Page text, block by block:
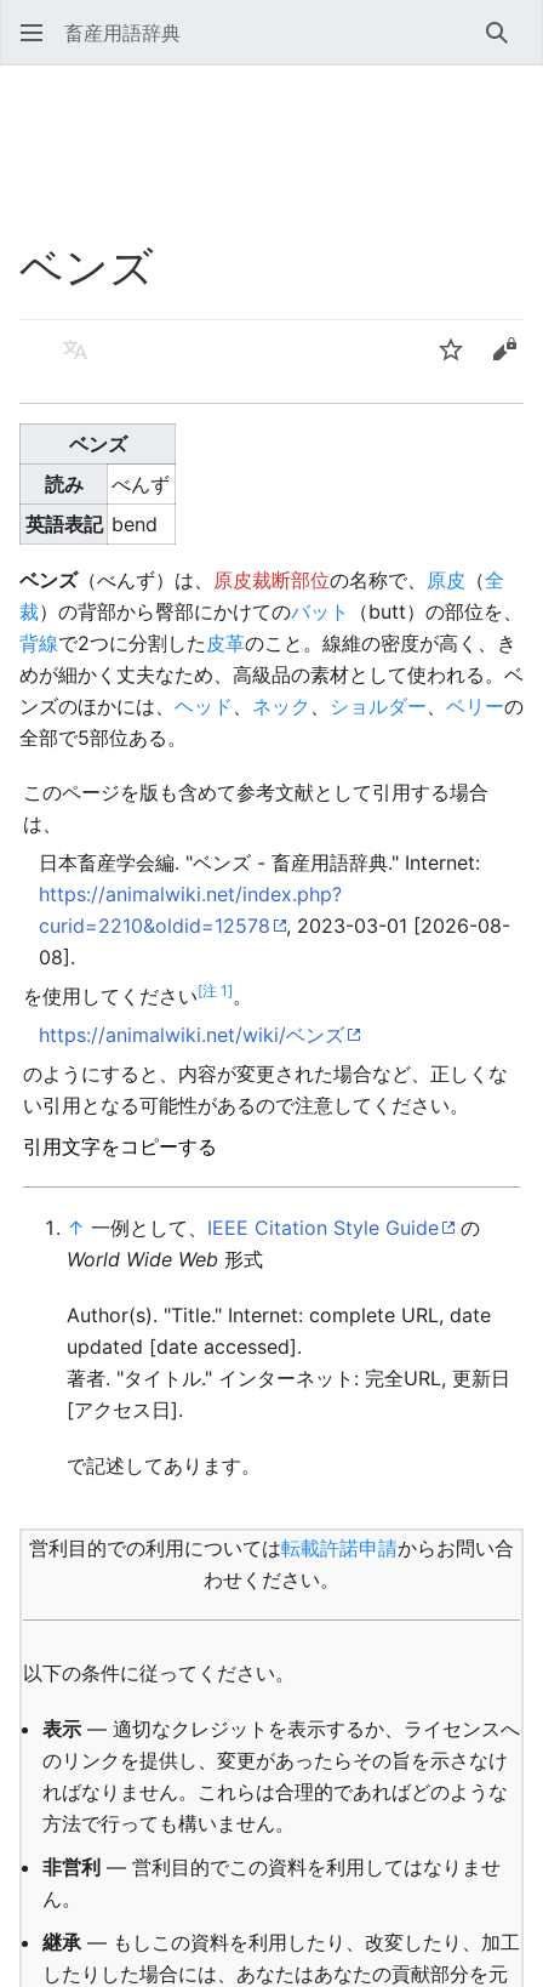
畜産用語辞典 検索
ベンズ
言語 ウォッチソ
ベンズ
読み
べんず
英語表記 bend
ベンズ（べんず）は、 原皮裁断部位の名称で、 原皮 （全
裁）の背部から臀部にかけてのバット
（butt）の部位を、
背線で2つに分割した 皮革のこと。線維の密度が高く、き
めが細かく丈夫なため、高級品の素材として使われる。ベ
ンズのほかには、 ヘッド 、 ネック 、 ショルダー、 ベリーの
全部で5部位ある。
このページを版も含めて参考文献として引用する場合
は、
日本畜産学会編. "ベンズ - 畜産用語辞典." Internet:
https://animalwiki.net/index.php?
curid=2210&oldid=12578
, 2023-03-01 [2026-08-
08].
を使用してください[注 1]。
https://animalwiki.net/wiki/ベンズ
のようにすると、内容が変更された場合など、正しくな
い引用となる可能性があるので注意してください。
引用文字をコピーする
↑ 一例として、 IEEE Citation Style Guide
の
World Wide Web 形式
Author(s). "Title." Internet: complete URL, date
updated [date accessed].
著者. "タイトル." インターネット: 完全URL, 更新日
[アクセス日].
で記述してあります。
営利目的での利用については転載許諾申請からお問い合
わせください。
以下の条件に従ってください。
表示 — 適切なクレジットを表示するか、ライセンスへ
のリンクを提供し、変更があったらその旨を示さなけ
ればなりません。これらは合理的であればどのような
方法で行っても構いません。
非営利 — 営利目的でこの資料を利用してはなりませ
ん。
継承— もしこの資料を利用したり、改変したり、加工
したりした場合には、あなたはあなたの貢献部分を元